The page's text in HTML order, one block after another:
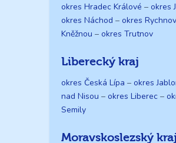
okres Hradec Králové – okres
okres Náchod – okres
Kněžnou – okres Trutnov
Liberecký kraj
okres Česká Lípa – okres
nad Nisou – okres Liberec –
Semily
Moravskoslezský kraj